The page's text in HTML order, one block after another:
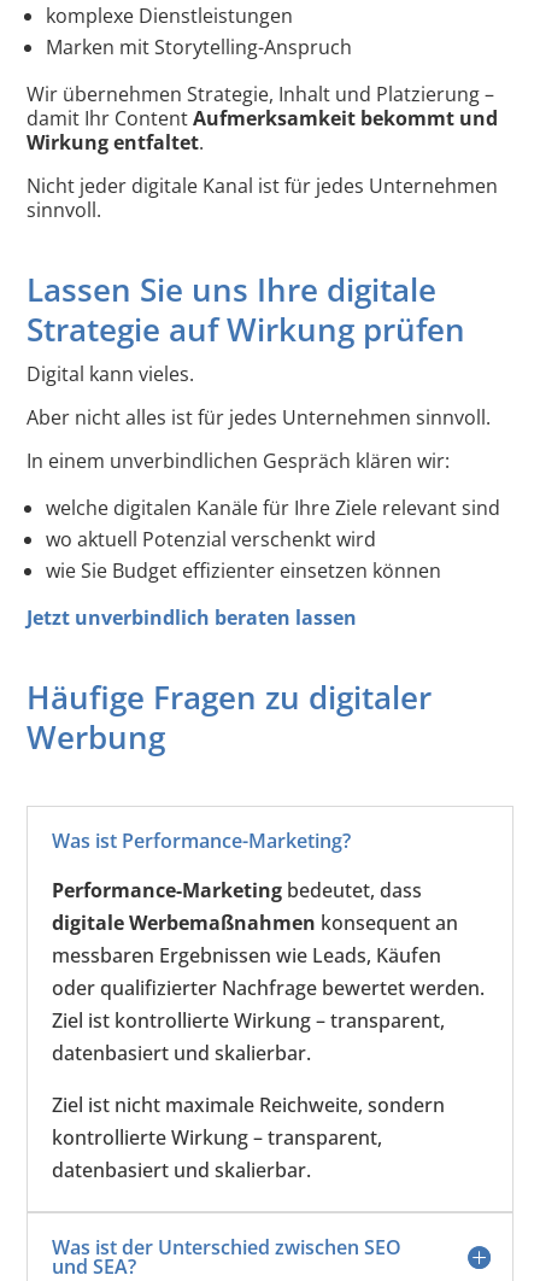
komplexe Dienstleistungen
Marken mit Storytelling-Anspruch
Wir übernehmen Strategie, Inhalt und Platzierung –
damit Ihr ContentAufmerksamkeit bekommt und
Wirkung entfaltet.
Nicht jeder digitale Kanal ist für jedes Unternehmen
sinnvoll.
Lassen Sie uns Ihre digitale
Strategie auf Wirkung prüfen
Digital kann vieles.
Aber nicht alles ist für jedes Unternehmen sinnvoll.
In einem unverbindlichen Gespräch klären wir:
welche digitalen Kanäle für Ihre Ziele relevant sind
wo aktuell Potenzial verschenkt wird
wie Sie Budget effizienter einsetzen können
Jetzt unverbindlich beraten lassen
Häufige Fragen zu digitaler
Werbung
Was ist Performance-Marketing?
Performance-Marketing bedeutet, dass
digitale Werbemaßnahmen konsequent an
messbaren Ergebnissen wie Leads, Käufen
oder qualifizierter Nachfrage bewertet werden.
Ziel ist kontrollierte Wirkung – transparent,
datenbasiert und skalierbar.
Ziel ist nicht maximale Reichweite, sondern
kontrollierte Wirkung – transparent,
datenbasiert und skalierbar.
Was ist der Unterschied zwischen SEO
und SEA?